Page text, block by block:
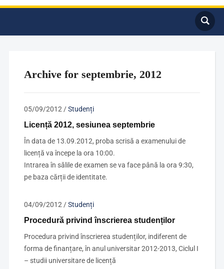
Archive for septembrie, 2012
05/09/2012 /Studenți
Licență 2012, sesiunea septembrie
În data de 13.09.2012, proba scrisă a examenului de
licență va începe la ora 10:00.
Intrarea în sălile de examen se va face până la ora 9:30,
pe baza cărții de identitate.
04/09/2012 /Studenți
Procedură privind înscrierea studenților
Procedura privind înscrierea studenților, indiferent de
forma de finanțare, în anul universitar 2012-2013, Ciclul I
– studii universitare de licență